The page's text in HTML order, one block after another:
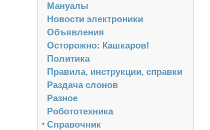
Мануалы
Новости электроники
Объявления
Осторожно: Кашкаров!
Политика
Правила, инструкции, справки
Раздача слонов
Разное
Робототехника
Справочник
▼